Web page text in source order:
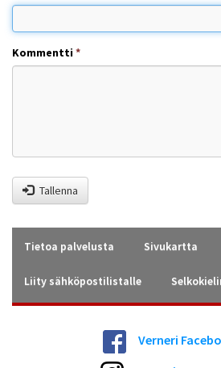
Kommentti*
Tallenna
Tietoa palvelusta Sivukartta
Liity sähköpostilistalle
Verneri